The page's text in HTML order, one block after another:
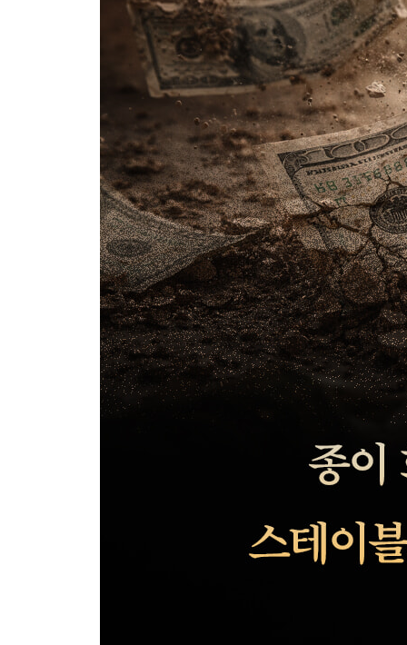
비트코인은 사용자가 주조 이익을 갖는다
탄압과 편입 - 삼각동맹의 이중전략
현물 ETF와 RWA로 보는 월가의 크립토 전략
국가는 포섭, 월가는 폭격 - 빅테크의 이간계
빅테크는 왜, 어떻게 트럼프를 포섭했나
4장 스테이블코인의 제도화
빅테크가 금융에 발을 들이다
스테이블코인과 달러 패권
RWA에 감추어 놓은 월가의 온체인 패권 전략
빅테크의 전력결제가 화폐 질서를 바꾼다
5장 스테이블코인과 통화정책
스테이블코인과 연준의 통화정책
원화주권을 어떻게 지킬 것인가
이더리움은 스테이블코인 플랫폼이다
이더리움 서사를 월가의 언어로 번역한 톰 리